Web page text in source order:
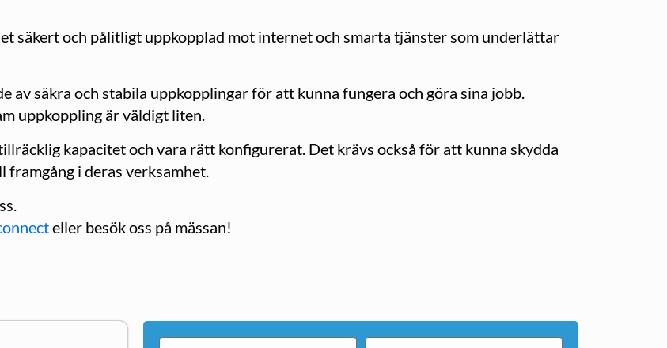
säkert och pålitligt uppkopplad mot internet och smarta tjänster som underlättar
av säkra och stabila uppkopplingar för att kunna fungera och göra sina jobb.
uppkoppling är väldigt liten.
kapacitet och vara rätt konfigurerat. Det krävs också för att kunna skydda
framgång i deras verksamhet.
eller besök oss på mässan!